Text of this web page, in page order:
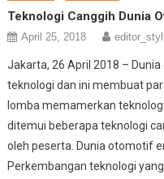
Teknologi Canggih Dunia
April 25, 2018
Jakarta, 26 April 2018 –
teknologi dan ini membuat
lomba memamerkan
ditemui beberapa teknologi
oleh peserta. Dunia otomotif
Perkembangan teknologi